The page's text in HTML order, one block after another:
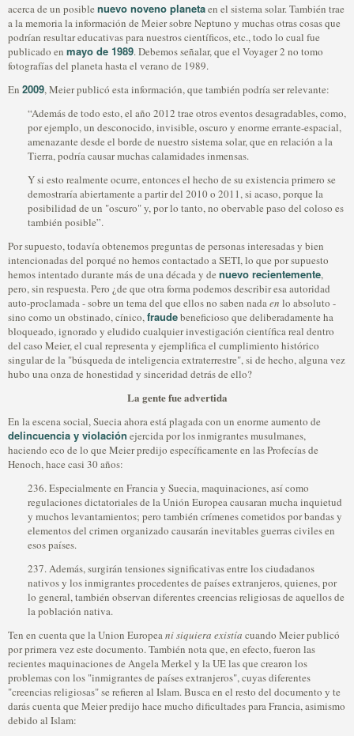
acerca de un posible nuevo noveno planetaen el sistema solar. También trae
a la memoria la información de Meier sobre Neptuno y muchas otras cosas que
podrían resultar educativas para nuestros científicos, etc., todo lo cual fue
publicado en mayo de 1989. Debemos señalar, que el Voyager 2 no tomo
fotografías del planeta hasta el verano de 1989.
En 2009, Meier publicó esta información, que también podría ser relevante:
“Además de todo esto, el año 2012 trae otros eventos desagradables, como,
por ejemplo, un desconocido, invisible, oscuro y enorme errante-espacial,
amenazante desde el borde de nuestro sistema solar, que en relación a la
Tierra, podría causar muchas calamidades inmensas.
Y si esto realmente ocurre, entonces el hecho de su existencia primero se
demostraría abiertamente a partir del 2010 o 2011, si acaso, porque la
posibilidad de un "oscuro" y, por lo tanto, no obervable paso del coloso es
también posible”.
Por supuesto, todavía obtenemos preguntas de personas interesadas y bien
intencionadas del porqué no hemos contactado a SETI, lo que por supuesto
hemos intentado durante más de una década y de nuevo recientemente,
pero, sin respuesta. Pero ¿de que otra forma podemos describir esa autoridad
auto-proclamada - sobre un tema del que ellos no saben nadaen lo absoluto -
sino como un obstinado, cínico,fraudebeneficioso que deliberadamente ha
bloqueado, ignorado y eludido cualquier investigación científica real dentro
del caso Meier, el cual representa y ejemplifica el cumplimiento histórico
singular de la "búsqueda de inteligencia extraterrestre", si de hecho, alguna vez
hubo una onza de honestidad y sinceridad detrás de ello?
La gente fue advertida
En la escena social, Suecia ahora está plagada con un enorme aumento de
delincuencia y violación ejercida por los inmigrantes musulmanes,
haciendo eco de lo que Meier predijo específicamente en las Profecías de
Henoch, hace casi 30 años:
236. Especialmente en Francia y Suecia, maquinaciones, así como
regulaciones dictatoriales de la Unión Europea causaran mucha inquietud
y muchos levantamientos; pero también crímenes cometidos por bandas y
elementos del crimen organizado causarán inevitables guerras civiles en
esos países.
237. Además, surgirán tensiones significativas entre los ciudadanos
nativos y los inmigrantes procedentes de países extranjeros, quienes, por
lo general, también observan diferentes creencias religiosas de aquellos de
la población nativa.
Ten en cuenta que la Union Europeani siquiera existía cuando Meier publicó
por primera vez este documento. También nota que, en efecto, fueron las
recientes maquinaciones de Angela Merkel y la UE las que crearon los
problemas con los "inmigrantes de países extranjeros", cuyas diferentes
"creencias religiosas" se refieren al Islam. Busca en el resto del documento y te
darás cuenta que Meier predijo hace mucho dificultades para Francia, asimismo
debido al Islam: